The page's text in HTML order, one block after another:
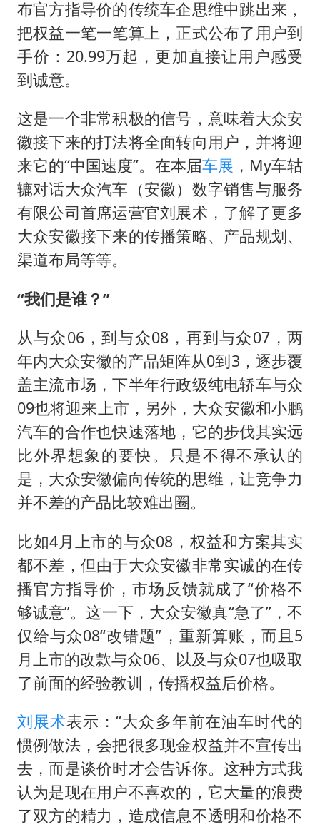
布官方指导价的传统车企思维中跳出来，
把权益一笔一笔算上，正式公布了用户到
手价：20.99万起，更加直接让用户感受
到诚意。
这是一个非常积极的信号，意味着大众安
徽接下来的打法将全面转向用户，并将迎
来它的“中国速度”。在本届车展 ，My车轱
辘对话大众汽车（安徽）数字销售与服务
有限公司首席运营官刘展术，了解了更多
大众安徽接下来的传播策略、产品规划、
渠道布局等等。
“我们是谁？”
从与众06，到与众08，再到与众07，两
年内大众安徽的产品矩阵从0到3，逐步覆
盖主流市场，下半年行政级纯电轿车与众
09也将迎来上市，另外，大众安徽和小鹏
汽车的合作也快速落地，它的步伐其实远
比外界想象的要快。只是不得不承认的
是，大众安徽偏向传统的思维，让竞争力
并不差的产品比较难出圈。
比如4月上市的与众08，权益和方案其实
都不差，但由于大众安徽非常实诚的在传
播官方指导价，市场反馈就成了“价格不
够诚意”。这一下，大众安徽真“急了”，不
仅给与众08“改错题”，重新算账，而且5
月上市的改款与众06、以及与众07也吸取
了前面的经验教训，传播权益后价格。
刘展术表示：“大众多年前在油车时代的
惯例做法，会把很多现金权益并不宣传出
去，而是谈价时才会告诉你。这种方式我
认为是现在用户不喜欢的，它大量的浪费
了双方的精力，造成信息不透明和价格不